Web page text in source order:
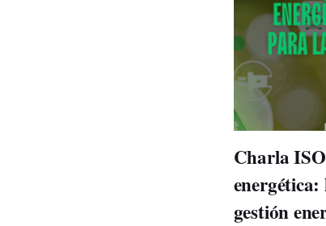
Charla
gestión